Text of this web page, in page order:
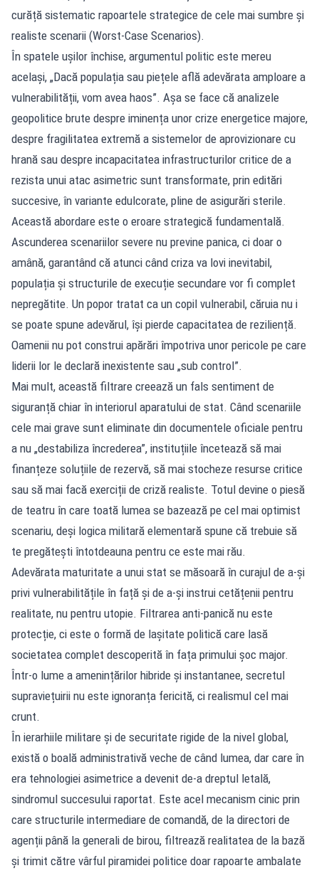
curăță sistematic rapoartele strategice de cele mai sumbre și
realiste scenarii (Worst-Case Scenarios).
În spatele ușilor închise, argumentul politic este mereu
același, „Dacă populația sau piețele află adevărata amploare a
vulnerabilității, vom avea haos”. Așa se face că analizele
geopolitice brute despre iminența unor crize energetice majore,
despre fragilitatea extremă a sistemelor de aprovizionare cu
hrană sau despre incapacitatea infrastructurilor critice de a
rezista unui atac asimetric sunt transformate, prin editări
succesive, în variante edulcorate, pline de asigurări sterile.
Această abordare este o eroare strategică fundamentală.
Ascunderea scenariilor severe nu previne panica, ci doar o
amână, garantând că atunci când criza va lovi inevitabil,
populația și structurile de execuție secundare vor fi complet
nepregătite. Un popor tratat ca un copil vulnerabil, căruia nu i
se poate spune adevărul, își pierde capacitatea de reziliență.
Oamenii nu pot construi apărări împotriva unor pericole pe care
liderii lor le declară inexistente sau „sub control”.
Mai mult, această filtrare creează un fals sentiment de
siguranță chiar în interiorul aparatului de stat. Când scenariile
cele mai grave sunt eliminate din documentele oficiale pentru
a nu „destabiliza încrederea”, instituțiile încetează să mai
finanțeze soluțiile de rezervă, să mai stocheze resurse critice
sau să mai facă exerciții de criză realiste. Totul devine o piesă
de teatru în care toată lumea se bazează pe cel mai optimist
scenariu, deși logica militară elementară spune că trebuie să
te pregătești întotdeauna pentru ce este mai rău.
Adevărata maturitate a unui stat se măsoară în curajul de a-și
privi vulnerabilitățile în față și de a-și instrui cetățenii pentru
realitate, nu pentru utopie. Filtrarea anti-panică nu este
protecție, ci este o formă de lașitate politică care lasă
societatea complet descoperită în fața primului șoc major.
Într-o lume a amenințărilor hibride și instantanee, secretul
supraviețuirii nu este ignoranța fericită, ci realismul cel mai
crunt.
În ierarhiile militare și de securitate rigide de la nivel global,
există o boală administrativă veche de când lumea, dar care în
era tehnologiei asimetrice a devenit de-a dreptul letală,
sindromul succesului raportat. Este acel mecanism cinic prin
care structurile intermediare de comandă, de la directori de
agenții până la generali de birou, filtrează realitatea de la bază
și trimit către vârful piramidei politice doar rapoarte ambalate